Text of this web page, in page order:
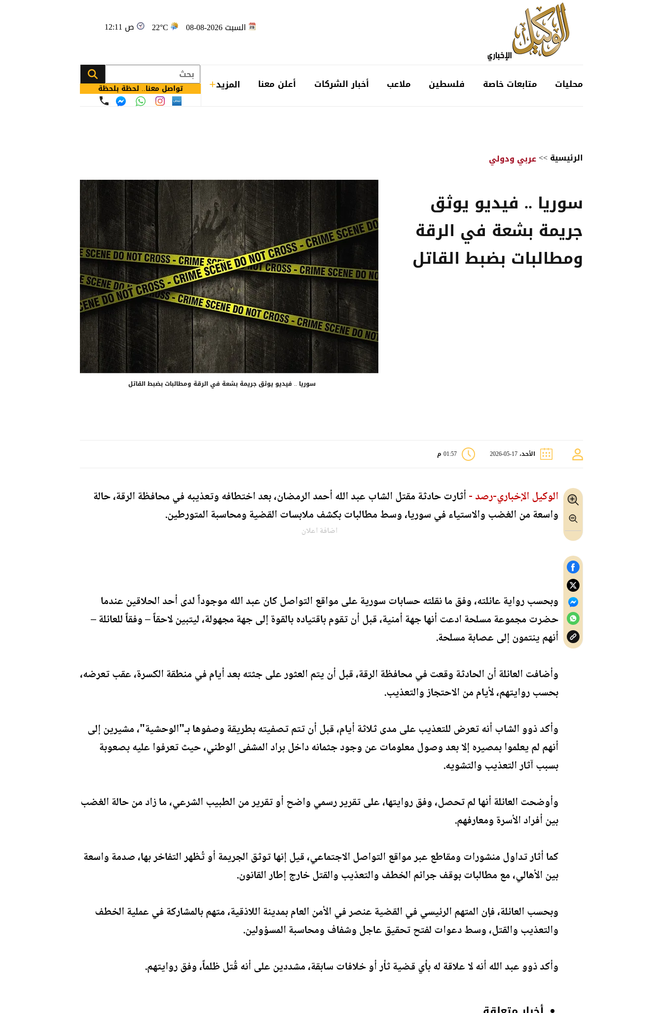
السبت 2026-08-08 22°C 12:11 ص
محليات متابعات خاصة فلسطين ملاعب أخبار الشركات أعلن معنا المزيد تواصل معنا.. لحظة بلحظة
الرئيسية>>عربي ودولي
سوريا .. فيديو يوثق
جريمة بشعة في الرقة
ومطالبات بضبط القاتل
سوريا .. فيديو يوثق جريمة بشعة في الرقة ومطالبات بضبط القاتل
الأحد، 17-05-2026 01:57 م
الوكيل الإخباري-رصد -أثارت حادثة مقتل الشاب عبد الله أحمد الرمضان، بعد اختطافه وتعذيبه في محافظة الرقة، حالة
واسعة من الغضب والاستياء في سوريا، وسط مطالبات بكشف ملابسات القضية ومحاسبة المتورطين.
اضافة اعلان
وبحسب رواية عائلته، وفق ما نقلته حسابات سورية على مواقع التواصل كان عبد الله موجوداً لدى أحد الحلاقين عندما
حضرت مجموعة مسلحة ادعت أنها جهة أمنية، قبل أن تقوم باقتياده بالقوة إلى جهة مجهولة، ليتبين لاحقاً – وفقاً للعائلة –
أنهم ينتمون إلى عصابة مسلحة.
وأضافت العائلة أن الحادثة وقعت في محافظة الرقة، قبل أن يتم العثور على جثته بعد أيام في منطقة الكسرة، عقب تعرضه،
بحسب روايتهم، لأيام من الاحتجاز والتعذيب.
وأكد ذوو الشاب أنه تعرض للتعذيب على مدى ثلاثة أيام، قبل أن تتم تصفيته بطريقة وصفوها بـ"الوحشية"، مشيرين إلى
أنهم لم يعلموا بمصيره إلا بعد وصول معلومات عن وجود جثمانه داخل براد المشفى الوطني، حيث تعرفوا عليه بصعوبة
بسبب آثار التعذيب والتشويه.
وأوضحت العائلة أنها لم تحصل، وفق روايتها، على تقرير رسمي واضح أو تقرير من الطبيب الشرعي، ما زاد من حالة الغضب
بين أفراد الأسرة ومعارفهم.
كما أثار تداول منشورات ومقاطع عبر مواقع التواصل الاجتماعي، قيل إنها توثق الجريمة أو تُظهر التفاخر بها، صدمة واسعة
بين الأهالي، مع مطالبات بوقف جرائم الخطف والتعذيب والقتل خارج إطار القانون.
وبحسب العائلة، فإن المتهم الرئيسي في القضية عنصر في الأمن العام بمدينة اللاذقية، متهم بالمشاركة في عملية الخطف
والتعذيب والقتل، وسط دعوات لفتح تحقيق عاجل وشفاف ومحاسبة المسؤولين.
وأكد ذوو عبد الله أنه لا علاقة له بأي قضية ثأر أو خلافات سابقة، مشددين على أنه قُتل ظلماً، وفق روايتهم.